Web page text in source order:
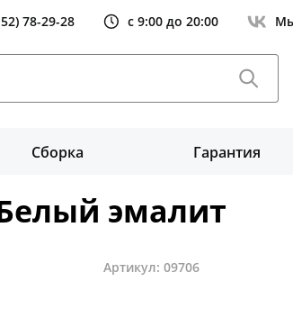
78-29-28 с 9:00 до 20:00
Сборка Гарантия
эмалит
Артикул: 09706